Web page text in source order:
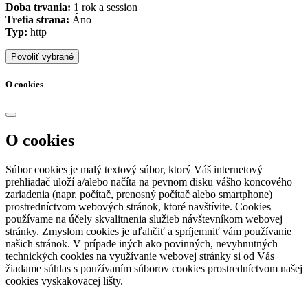
Doba trvania: 1 rok a session
Tretia strana: Áno
Typ: http
Povoliť vybrané
O cookies
O cookies
Súbor cookies je malý textový súbor, ktorý Váš internetový
prehliadač uloží a/alebo načíta na pevnom disku vášho koncového
zariadenia (napr. počítač, prenosný počítač alebo smartphone)
prostredníctvom webových stránok, ktoré navštívite. Cookies
používame na účely skvalitnenia služieb návštevníkom webovej
stránky. Zmyslom cookies je uľahčiť a spríjemniť vám používanie
našich stránok. V prípade iných ako povinných, nevyhnutných
technických cookies na využívanie webovej stránky si od Vás
žiadame súhlas s používaním súborov cookies prostredníctvom našej
cookies vyskakovacej lišty.